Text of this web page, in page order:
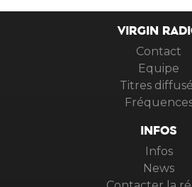
VIRGIN
Contact
Equipe
Titres
INFOS
Infos
News